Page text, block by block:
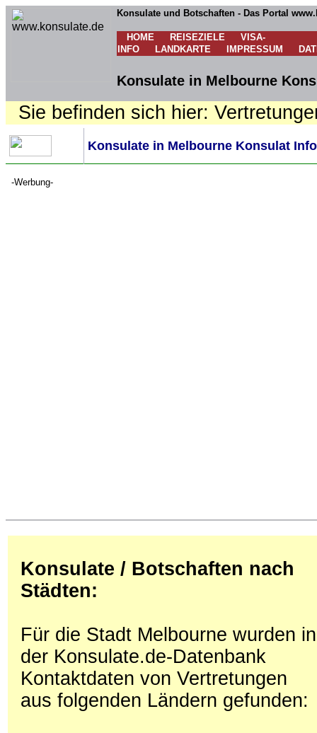
Konsulate und Botschaften - Das Portal
HOME REISEZIELE
VISA-
INFO
LANDKARTE IMPRESSUM
Konsulate in Melbourne
Sie befinden sich hier:
Konsulate in Melbourne Konsulat
-Werbung-
Konsulate / Botschaften nach
Städten:
Für die Stadt Melbourne wurden in
der Konsulate.de-Datenbank
Kontaktdaten von Vertretungen
aus folgenden Ländern gefunden: